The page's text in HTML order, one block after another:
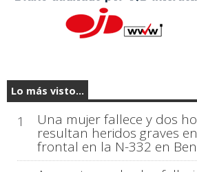
Lo más visto...
1 Una mujer fallece y dos
resultan heridos graves
frontal en la N-332 en